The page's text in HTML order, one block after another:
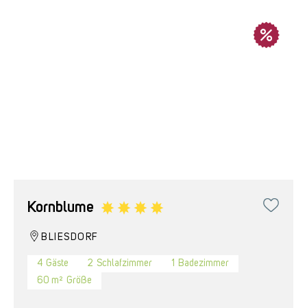
Kornblume
BLIESDORF
4 Gäste 2 Schlafzimmer 1
Badezimmer
60 m² Größe